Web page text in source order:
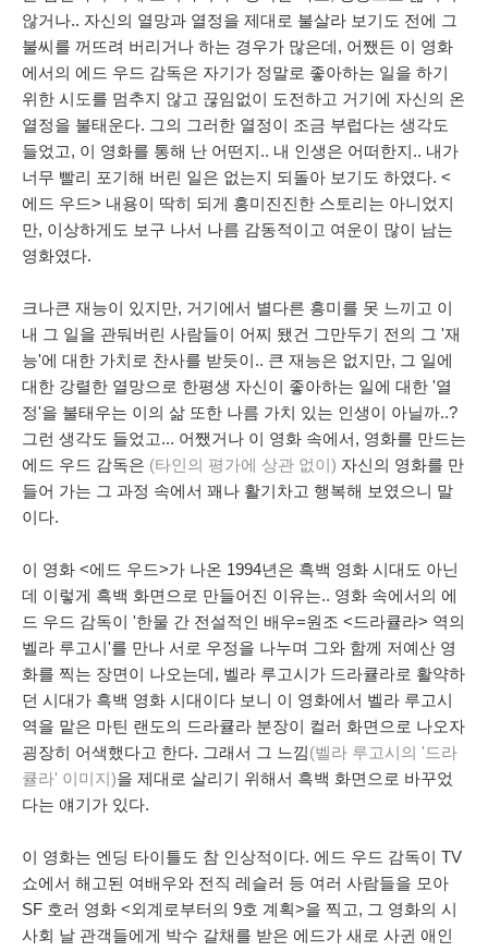
않거나.. 자신의 열망과 열정을 제대로 불살라 보기도 전에 그
불씨를 꺼뜨려 버리거나 하는 경우가 많은데, 어쨌든 이 영화
에서의 에드 우드 감독은 자기가 정말로 좋아하는 일을 하기
위한 시도를 멈추지 않고 끊임없이 도전하고 거기에 자신의 온
열정을 불태운다. 그의 그러한 열정이 조금 부럽다는 생각도
들었고, 이 영화를 통해 난 어떤지.. 내 인생은 어떠한지.. 내가
너무 빨리 포기해 버린 일은 없는지 되돌아 보기도 하였다. <
에드 우드> 내용이 딱히 되게 흥미진진한 스토리는 아니었지
만, 이상하게도 보구 나서 나름 감동적이고 여운이 많이 남는
영화였다.
크나큰 재능이 있지만, 거기에서 별다른 흥미를 못 느끼고 이
내 그 일을 관둬버린 사람들이 어찌 됐건 그만두기 전의 그 '재
능'에 대한 가치로 찬사를 받듯이.. 큰 재능은 없지만, 그 일에
대한 강렬한 열망으로 한평생 자신이 좋아하는 일에 대한 '열
정'을 불태우는 이의 삶 또한 나름 가치 있는 인생이 아닐까..?
그런 생각도 들었고... 어쨌거나 이 영화 속에서, 영화를 만드는
에드 우드 감독은 (타인의 평가에 상관 없이) 자신의 영화를 만
들어 가는 그 과정 속에서 꽤나 활기차고 행복해 보였으니 말
이다.
이 영화 <에드 우드>가 나온 1994년은 흑백 영화 시대도 아닌
데 이렇게 흑백 화면으로 만들어진 이유는.. 영화 속에서의 에
드 우드 감독이 '한물 간 전설적인 배우=원조 <드라큘라> 역의
벨라 루고시'를 만나 서로 우정을 나누며 그와 함께 저예산 영
화를 찍는 장면이 나오는데, 벨라 루고시가 드라큘라로 활약하
던 시대가 흑백 영화 시대이다 보니 이 영화에서 벨라 루고시
역을 맡은 마틴 랜도의 드라큘라 분장이 컬러 화면으로 나오자
굉장히 어색했다고 한다. 그래서 그 느낌(벨라 루고시의 '드라
큘라' 이미지)을 제대로 살리기 위해서 흑백 화면으로 바꾸었
다는 얘기가 있다.
이 영화는 엔딩 타이틀도 참 인상적이다. 에드 우드 감독이 TV
쇼에서 해고된 여배우와 전직 레슬러 등 여러 사람들을 모아
SF 호러 영화 <외계로부터의 9호 계획>을 찍고, 그 영화의 시
사회 날 관객들에게 박수 갈채를 받은 에드가 새로 사귄 애인